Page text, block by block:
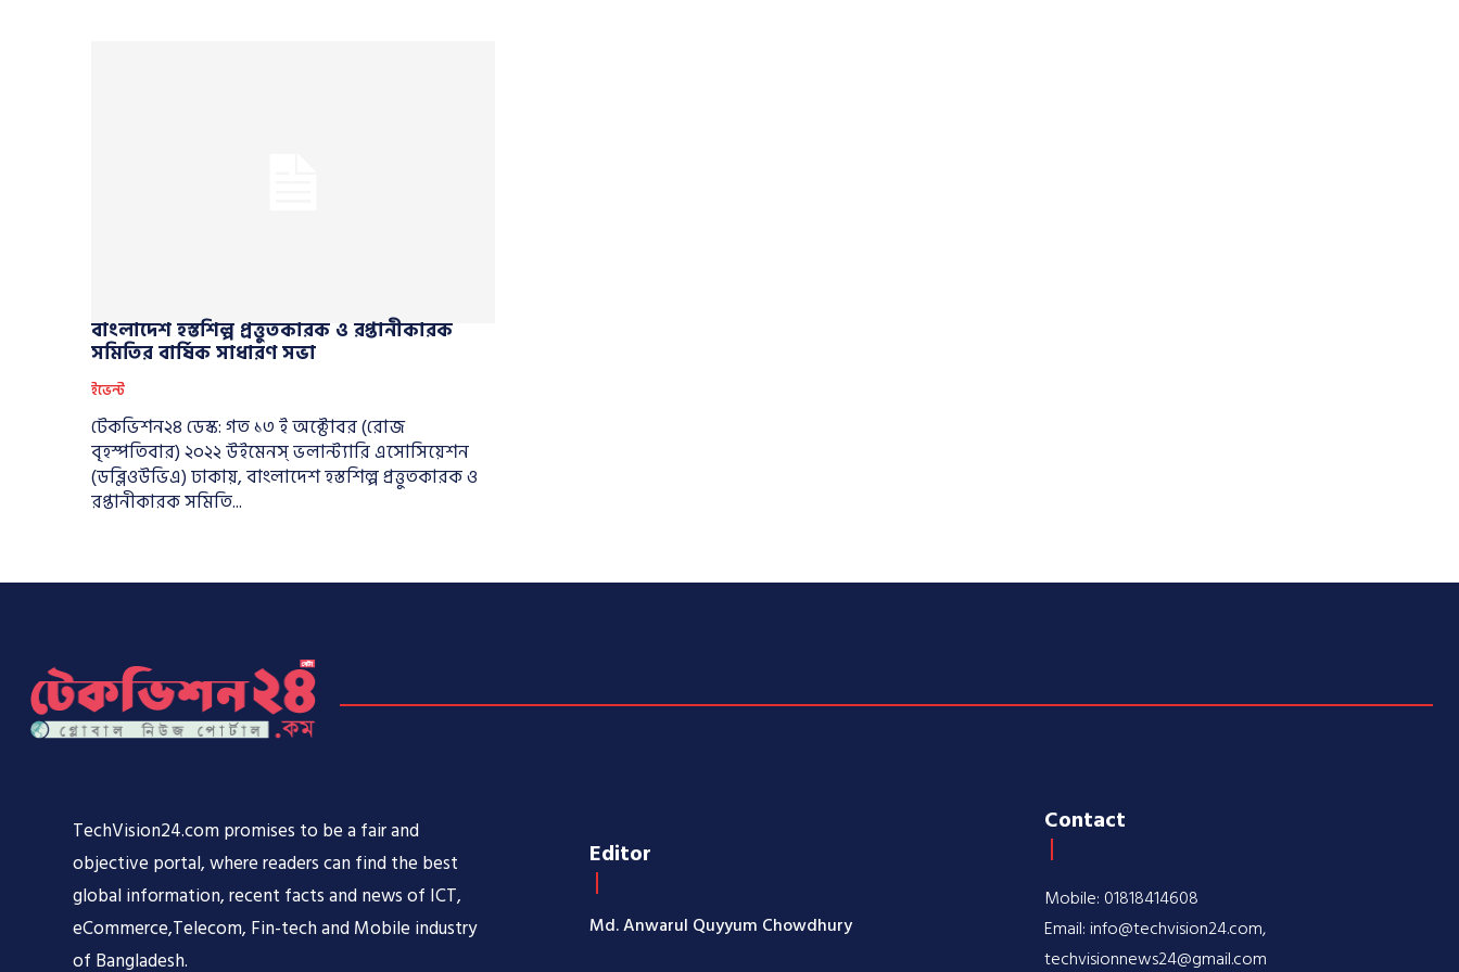
বাংলাদেশ হস্তশিল্প প্রত্তুতকারক ও রপ্তানীকারক
সমিতির বার্ষিক সাধারণ সভা
ইভেন্ট
টেকভিশন২৪ ডেস্ক: গত ১৩ ই অক্টোবর (রোজ
বৃহস্পতিবার) ২০২২ উইমেনস্ ভলান্ট্যারি এসোসিয়েশন
(ডব্লিওউভিএ) ঢাকায়, বাংলাদেশ হস্তশিল্প প্রত্তুতকারক ও
রপ্তানীকারক সমিতি...
TechVision24.com promises to be a fair and
objective portal, where readers can find the best
global information, recent facts and news of ICT,
eCommerce,Telecom, Fin-tech and Mobile industry
of Bangladesh.
Editor
Md. Anwarul Quyyum Chowdhury
Contact
Mobile: 01818414608
Email: info@techvision24.com,
techvisionnews24@gmail.com